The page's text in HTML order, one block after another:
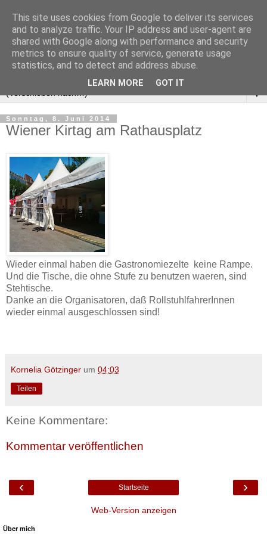
▼
Sonntag, 8. Juni 2014
Wiener Kirtag am Rathausplatz
‎Wieder einmal haben die Gastronomiezelte keine Rampe.
Und die Tische, die ohne Stufe zu benutzen waeren, sind
Stehtische.
Danke an die Organisatoren, daß RollstuhlfahrerInnen
wieder einmal ausgeschlossen sind!
Kornelia Götzinger um 04:03
Teilen
Keine Kommentare:
Kommentar veröffentlichen
‹ ›
Startseite
Web-Version anzeigen
Über mich
This site uses cookies from Google to deliver its services
and to analyze traffic. Your IP address and user-agent are
shared with Google along with performance and security
metrics to ensure quality of service, generate usage
statistics, and to detect and address abuse.
LEARN MORE GOT IT